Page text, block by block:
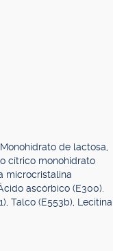
de lactosa,
cítrico monohidrato
microcristalina
ascórbico (E300).
Talco (E553b), Lecitina